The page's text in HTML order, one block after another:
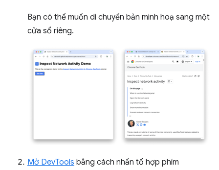
Bạn có thể muốn di chuyển bản minh hoạ sang một
cửa sổ riêng.
Mở DevTools bằng cách nhấn tổ hợp phím